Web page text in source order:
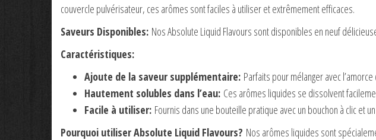
couvercle pulvérisateur, ces arômes sont faciles à utiliser et extrêmement efficaces.
Saveurs Disponibles: Nos Absolute Liquid Flavours sont disponibles en neuf
Caractéristiques:
Ajoute de la saveur supplémentaire: Parfaits pour mélanger avec
Hautement solubles dans l’eau: Ces arômes liquides se dissolvent
Facile à utiliser: Fournis dans une bouteille pratique avec un bouchon à clic et
Pourquoi utiliser Absolute Liquid Flavours? Nos arômes liquides sont